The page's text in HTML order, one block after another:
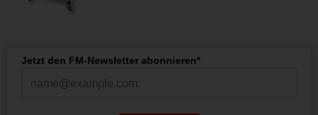
Jetzt den FM-Newsletter abonnieren*